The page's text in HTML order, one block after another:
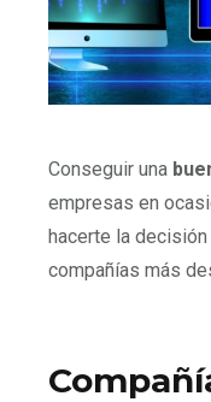
Conseguir una
empresas en
hacerte la
compañías más